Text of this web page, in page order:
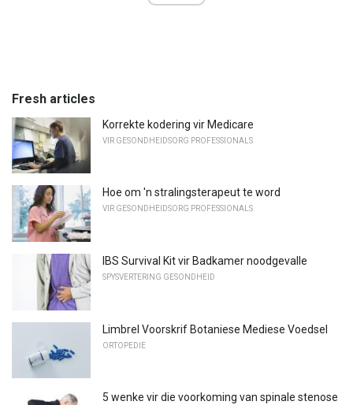
Fresh articles
Korrekte kodering vir Medicare
VIR GESONDHEIDSORG PROFESSIONALS
Hoe om 'n stralingsterapeut te word
VIR GESONDHEIDSORG PROFESSIONALS
IBS Survival Kit vir Badkamer noodgevalle
SPYSVERTERING GESONDHEID
Limbrel Voorskrif Botaniese Mediese Voedsel
ORTOPEDIE
5 wenke vir die voorkoming van spinale stenose